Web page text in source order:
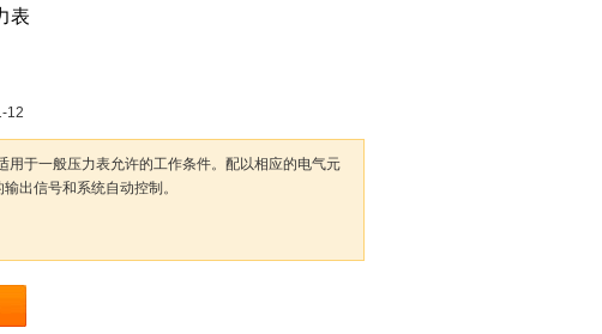
表
12
用于一般压力表允许的工作条件。配以相应的电气元
出信号和系统自动控制。